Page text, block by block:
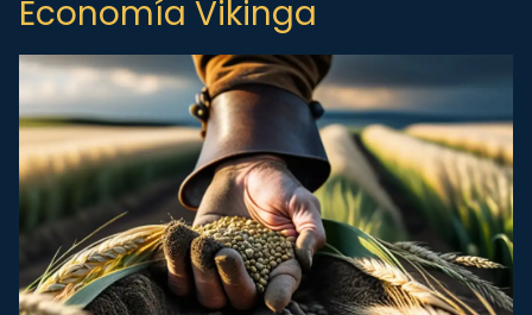
Economía Vikinga